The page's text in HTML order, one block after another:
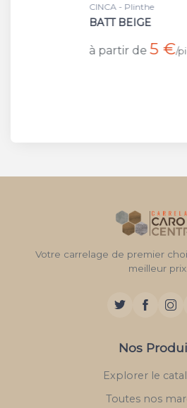
CINCA - Plinthe
BATT BEIGE
à partir de 5 € /
Votre carrelage de premier
meilleur prix.
Nos
Explorer le
Toutes nos